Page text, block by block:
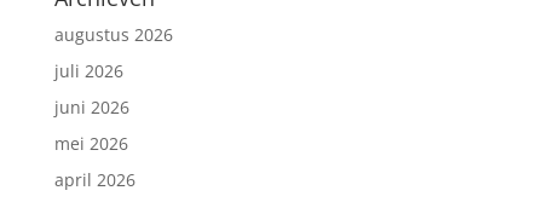
augustus 2026
juli 2026
juni 2026
mei 2026
april 2026